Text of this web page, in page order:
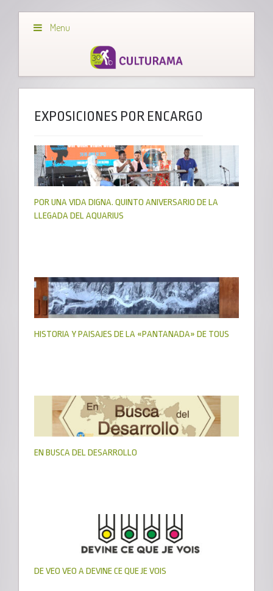
Menu
EXPOSICIONES POR ENCARGO
POR UNA VIDA DIGNA. QUINTO ANIVERSARIO DE LA
LLEGADA DEL AQUARIUS
HISTORIA Y PAISAJES DE LA «PANTANADA» DE TOUS
EN BUSCA DEL DESARROLLO
DE VEO VEO A DEVINE CE QUE JE VOIS